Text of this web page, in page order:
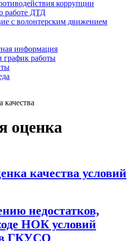
коррупции
работе ДТД
с волонтерским движением
информация
график работы
качества
оценка
качества условий
недостатков,
НОК условий
в ГКУСО